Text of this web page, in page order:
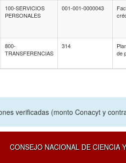
100-SERVICIOS
PERSONALES
001-001-0000043
800-
TRANSFERENCIAS
314
de
verificadas (monto Conacyt y
CONSEJO NACIONAL DE CIENCIA